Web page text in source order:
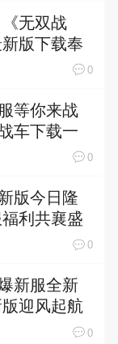
无双战
版下载奉
0
等你来战
车下载一
0
版今日隆
利共襄盛
0
新服全新
迎风起航
0